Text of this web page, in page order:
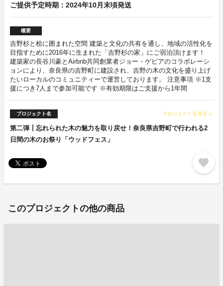
ご提供予定時期：2024年10月末頃発送
概要
吉野杉と桧に囲まれた空間 建築と文化の共有を通し、地域の活性化を
目指すために2016年に生まれた「吉野杉の家」にご宿泊頂けます！
建築家の長谷川豪とAirbnb共同創業者ジョー・ゲビアのコラボレーシ
ョンにより、奈良県の吉野町に建設され、吉野の木の文化を盛り上げ
たいローカルのコミュニティーで運営しております。 注意事項 ※1支
援につき7人まで参加可能です ※有効期限はご支援から1年間
プロジェクト名 プロジェクトを見る arrow_forward
第二弾┃忘れられた木の魅力を取り戻せ！奈良県吉野町で行われる2
日間の木のお祭り「ウッドフェス」
favorite
このプロジェクトの他の商品